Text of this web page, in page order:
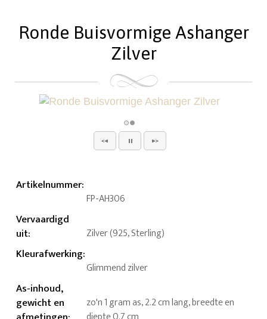
Ronde Buisvormige Ashanger
Zilver
Artikelnummer:
FP-AH306
Vervaardigd
uit: Zilver (925, Sterling)
Kleurafwerking:
Glimmend zilver
As-inhoud,
gewicht en
zo'n 1 gram as, 2.2 cm lang, breedte en